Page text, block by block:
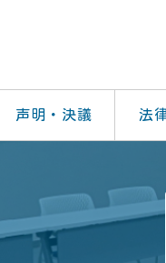
声明・決議 法